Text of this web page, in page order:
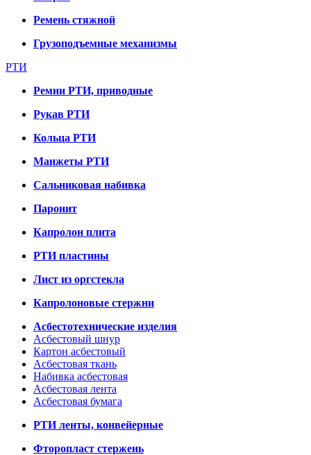
Ремень стяжной
Грузоподъемные механизмы
РТИ
Ремни РТИ, приводные
Рукав РТИ
Кольца РТИ
Манжеты РТИ
Сальниковая набивка
Паронит
Капролон плита
РТИ пластины
Лист из оргстекла
Капролоновые стержни
Асбестотехнические изделия
Асбестовый шнур
Картон асбестовый
Асбестовая ткань
Набивка асбестовая
Асбестовая лента
Асбестовая бумага
РТИ ленты, конвейерные
Фторопласт стержень